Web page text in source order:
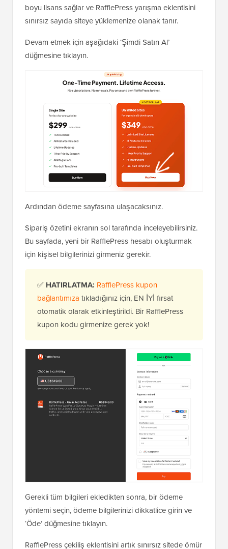
boyu lisans sağlar ve RafflePress yarışma eklentisini
sınırsız sayıda siteye yüklemenize olanak tanır.
Devam etmek için aşağıdaki ‘Şimdi Satın Al’
düğmesine tıklayın.
Ardından ödeme sayfasına ulaşacaksınız.
Sipariş özetini ekranın sol tarafında inceleyebilirsiniz.
Bu sayfada, yeni bir RafflePress hesabı oluşturmak
için kişisel bilgilerinizi girmeniz gerekir.
✅ HATIRLATMA: RafflePress kupon
bağlantımıza tıkladığınız için, EN İYİ fırsat
otomatik olarak etkinleştirildi. Bir RafflePress
kupon kodu girmenize gerek yok!
Gerekli tüm bilgileri ekledikten sonra, bir ödeme
yöntemi seçin, ödeme bilgilerinizi dikkatlice girin ve
‘Öde’ düğmesine tıklayın.
RafflePress çekiliş eklentisini artık sınırsız sitede ömür